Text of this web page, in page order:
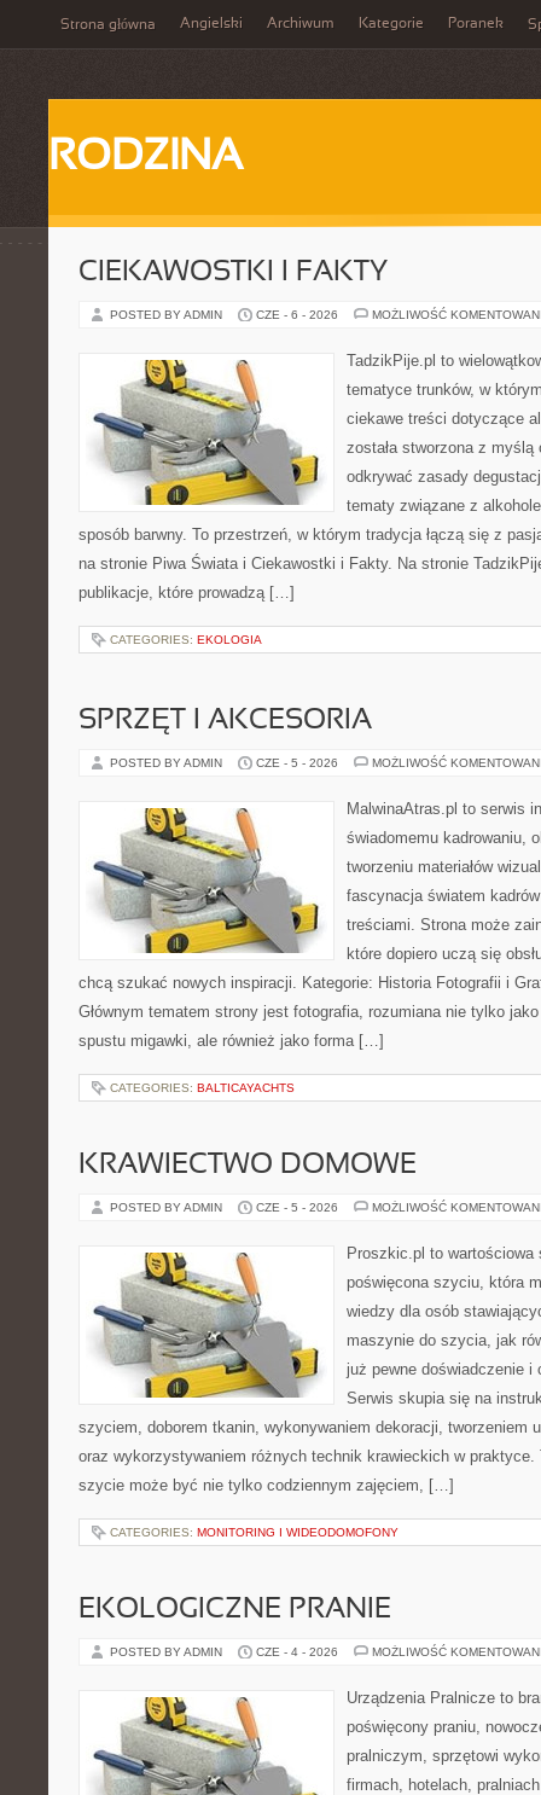
Strona główna Angielski Archiwum Kategorie Poranek
RODZINA
CIEKAWOSTKI I FAKTY
POSTED BY ADMIN CZE - 6 - 2026 MOŻLIWOŚĆ
TadzikPije.pl to
tematyce trunków, w
ciekawe treści dotyczące
została stworzona z
odkrywać zasady
tematy związane z
sposób barwny. To przestrzeń, w którym tradycja łączą się z
na stronie Piwa Świata i Ciekawostki i Fakty. Na stronie
publikacje, które prowadzą […]
CATEGORIES: EKOLOGIA
SPRZĘT I AKCESORIA
POSTED BY ADMIN CZE - 5 - 2026 MOŻLIWOŚĆ
MalwinaAtras.pl to serwis
świadomemu kadrowaniu,
tworzeniu materiałów
fascynacja światem
treściami. Strona może
które dopiero uczą się
chcą szukać nowych inspiracji. Kategorie: Historia Fotografii i
Głównym tematem strony jest fotografia, rozumiana nie tylko
spustu migawki, ale również jako forma […]
CATEGORIES: BALTICAYACHTS
KRAWIECTWO DOMOWE
POSTED BY ADMIN CZE - 5 - 2026 MOŻLIWOŚĆ
Proszkic.pl to wartościowa
poświęcona szyciu, która
wiedzy dla osób
maszynie do szycia, jak
już pewne doświadczenie
Serwis skupia się na
szyciem, doborem tkanin, wykonywaniem dekoracji, tworzeniem
oraz wykorzystywaniem różnych technik krawieckich w
szycie może być nie tylko codziennym zajęciem, […]
CATEGORIES: MONITORING I WIDEODOMOFONY
EKOLOGICZNE PRANIE
POSTED BY ADMIN CZE - 4 - 2026 MOŻLIWOŚĆ
Urządzenia Pralnicze to
poświęcony praniu,
pralniczym, sprzętowi
firmach, hotelach,